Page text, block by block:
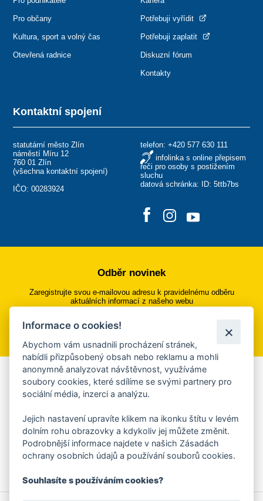
Kontaktní spojení
statutární město Zlín
náměstí Míru 12
760 01 Zlín
(všechna kontaktní spojení)
IČO: 00283924
telefon: +420 577 630 111
infolinka s online přepisem
řeči pro osoby s postižením
sluchu
datová schránka: ID: 5ttb7bs
Pro občany
Kultura, sport a volný čas
Otevřená radnice
Potřebuji vyřídit
Potřebuji zaplatit
Diskuzní fórum
Kontakty
Odběr novinek
Zaregistrujte svou e-mailovou adresu k pravidelnému odběru
aktuálních informací z našeho webu
Přihlásit se k odběru
Aplikace Mobilní rozhlas
Chcete dostávat do svého mobilu či mailu upozornění na
ankety, pozvánky na kulturní a sportovní akce?
Více informací o aplikaci
Informace o cookies!
Abychom vám usnadnili procházení stránek,
nabídli přizpůsobený obsah nebo reklamu a mohli
anonymně analyzovat návštěvnost, využíváme
soubory cookies, které sdílíme se svými partnery pro
sociální média, inzerci a analýzu.
Jejich nastavení upravíte klikem na ikonku štítu v levém
dolním rohu obrazovky a kdykoliv jej můžete změnit.
Podrobnější informace najdete v našich Zásadách
ochrany osobních údajů a používání souborů cookies.
Souhlasíte s používáním cookies?